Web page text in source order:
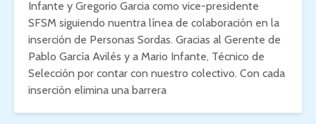
Infante y Gregorio Garcia como vice-presidente
SFSM siguiendo nuentra línea de colaboración en la
inserción de Personas Sordas. Gracias al Gerente de
Pablo García Avilés y a Mario Infante, Técnico de
Selección por contar con nuestro colectivo. Con cada
inserción elimina una barrera